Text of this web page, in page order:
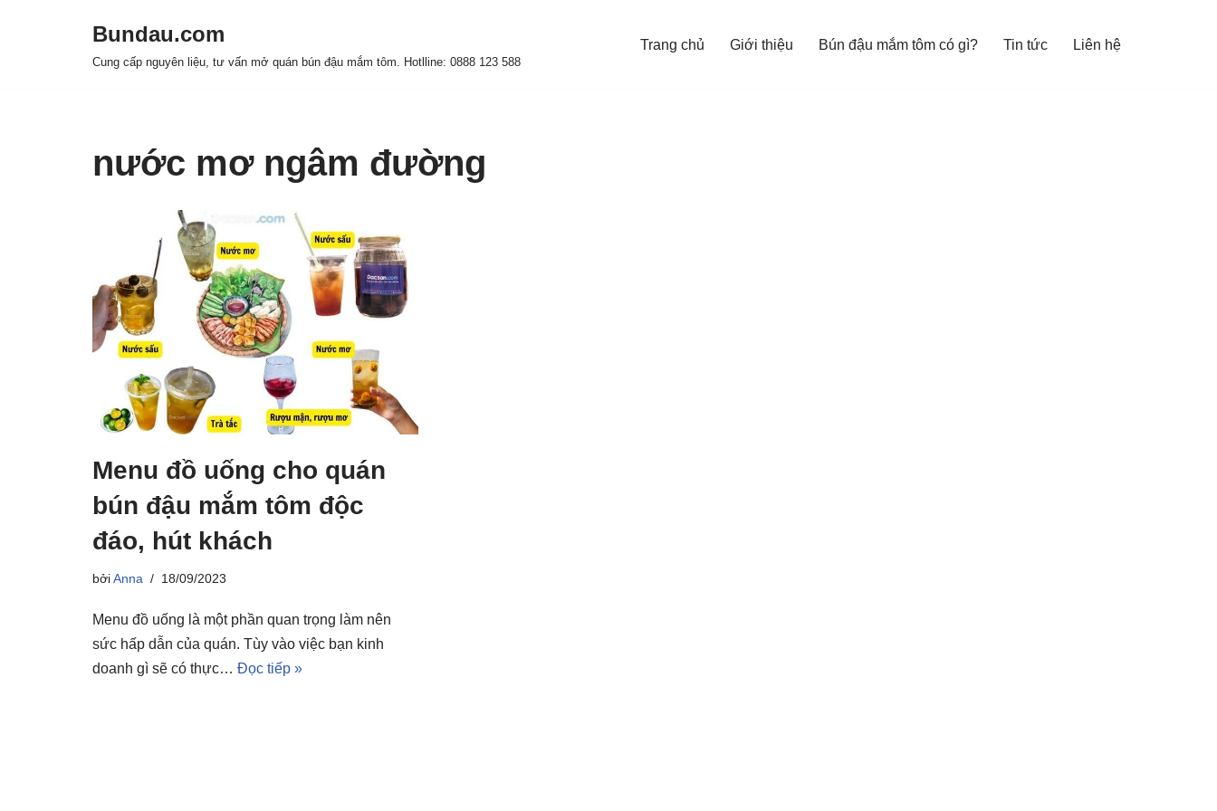
Bundau.com
Cung cấp nguyên liệu, tư vấn mở quán bún đậu mắm tôm. Hotlline: 0888 123 588
Trang chủ Giới thiệu Bún đậu mắm tôm có gì? Tin tức Liên hệ
nước mơ ngâm đường
Menu đồ uống cho quán
bún đậu mắm tôm độc
đáo, hút khách
bởiAnna 18/09/2023
Menu đồ uống là một phần quan trọng làm nên
sức hấp dẫn của quán. Tùy vào việc bạn kinh
doanh gì sẽ có thực… Đọc tiếp »